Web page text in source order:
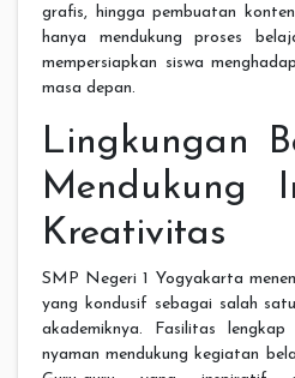
grafis, hingga pembuatan
hanya mendukung proses
mempersiapkan siswa
masa depan.
Lingkungan
Mendukung
Kreativitas
SMP Negeri 1 Yogyakarta
yang kondusif sebagai salah
akademiknya. Fasilitas
nyaman mendukung kegiatan